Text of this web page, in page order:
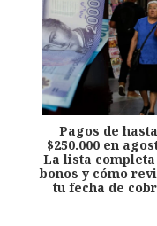
Pagos de hasta
$250.000 en
La lista completa
bonos y cómo
tu fecha de